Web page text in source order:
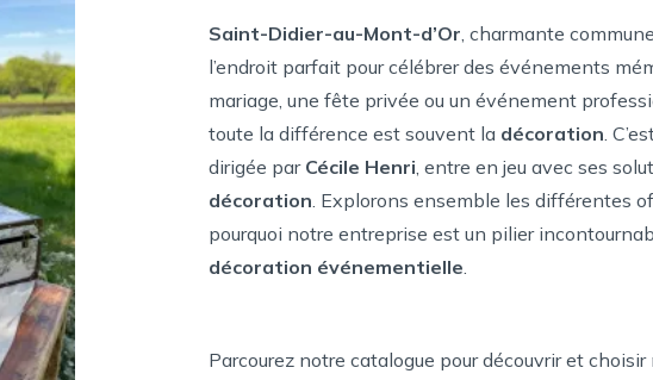
Saint-Didier-au-Mont-d’Or, charmante
l’endroit parfait pour célébrer des événements
mariage, une fête privée ou un événement
toute la différence est souvent la décoration.
dirigée par Cécile Henri, entre en jeu avec ses
décoration. Explorons ensemble les différentes
pourquoi notre entreprise est un pilier
décoration événementielle.
Parcourez notre catalogue pour découvrir et